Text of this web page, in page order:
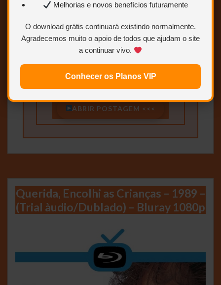
Melhorias e novos benefícios futuramente
O download grátis continuará existindo normalmente.
Agradecemos muito o apoio de todos que ajudam o site
a continuar vivo.
Conhecer os Planos VIP
HERBERT RICHERS MEGA SOM
4.9 2.7
ABRIR POSTAGEM <<<
Querida, Encolhi as Crianças – 1989 –
(Trial àudio/Dublado) – Bluray 1080p